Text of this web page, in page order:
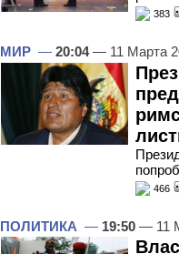
383
МИР — 20:04— 11 Марта
466
ПОЛИТИКА — 19:50 — 11